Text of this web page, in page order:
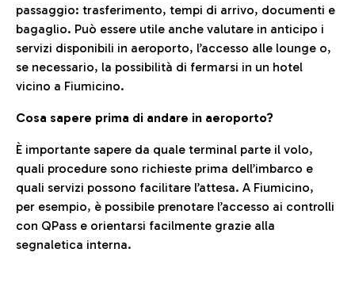
passaggio: trasferimento, tempi di arrivo, documenti e
bagaglio. Può essere utile anche valutare in anticipo i
servizi disponibili in aeroporto, l’accesso alle lounge o,
se necessario, la possibilità di fermarsi in un hotel
vicino a Fiumicino.
Cosa sapere prima di andare in aeroporto?
È importante sapere da quale terminal parte il volo,
quali procedure sono richieste prima dell’imbarco e
quali servizi possono facilitare l’attesa. A Fiumicino,
per esempio, è possibile prenotare l’accesso ai controlli
con QPass e orientarsi facilmente grazie alla
segnaletica interna.